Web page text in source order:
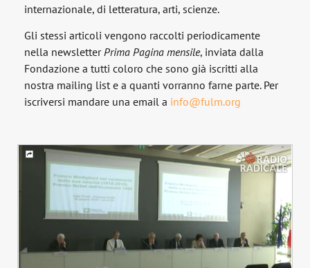
internazionale, di letteratura, arti, scienze.
Gli stessi articoli vengono raccolti periodicamente
nella newsletterPrima Pagina mensile, inviata dalla
Fondazione a tutti coloro che sono già iscritti alla
nostra mailing list e a quanti vorranno farne parte. Per
iscriversi mandare una email a info@fulm.org